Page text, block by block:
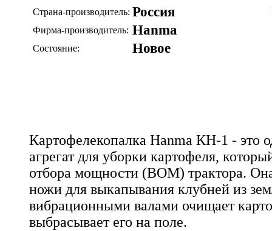
Страна-производитель: Россия
Фирма-производитель: Hanma
Состояние: Новое
Картофелекопалка Hanma КН-1 - это
агрегат для уборки картофеля,
отбора мощности (ВОМ) трактора.
ножи для выкапывания клубней из
вибрационными валами очищает
выбрасывает его на поле.